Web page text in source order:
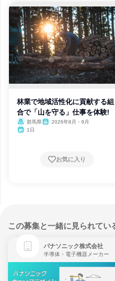
林業で地域活性化に貢献する組
合で「山を守る」仕事を体験!
群馬県
2026年8月・9月
1日
お気に入り
この募集と一緒に見られてい
パナソニック株式会社
半導体・電子機器メーカー